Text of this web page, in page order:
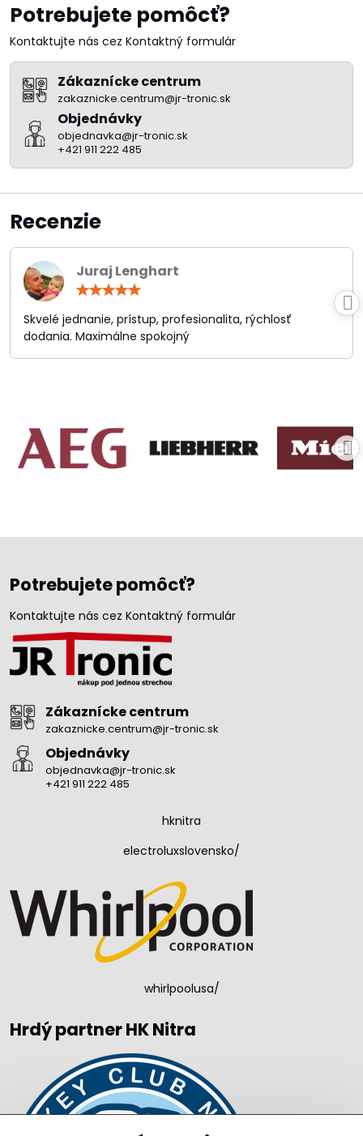
Potrebujete pomôcť?
Kontaktujte nás cez Kontaktný formulár
Zákaznícke centrum
zakaznicke.centrum@jr-tronic.sk
Objednávky
objednavka@jr-tronic.sk
+421 911 222 485
Recenzie
Juraj Lenghart
/
5
Skvelé jednanie, prístup, profesionalita, rýchlosť
dodania. Maximálne spokojný
Potrebujete pomôcť?
Kontaktujte nás cez Kontaktný formulár
Zákaznícke centrum
zakaznicke.centrum@jr-tronic.sk
Objednávky
objednavka@jr-tronic.sk
+421 911 222 485
hknitra
electroluxslovensko/
whirlpoolusa/
Hrdý partner HK Nitra